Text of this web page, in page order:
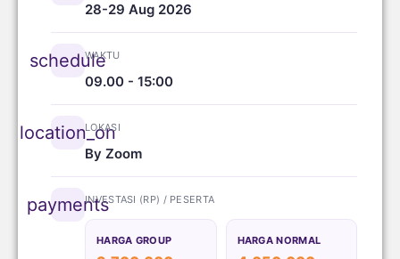
28-29 Aug 2026
schedule
WAKTU
09.00 - 15:00
location_on
LOKASI
By Zoom
paymentsINVESTASI (RP) / PESERTA
HARGA GROUP HARGA NORMAL